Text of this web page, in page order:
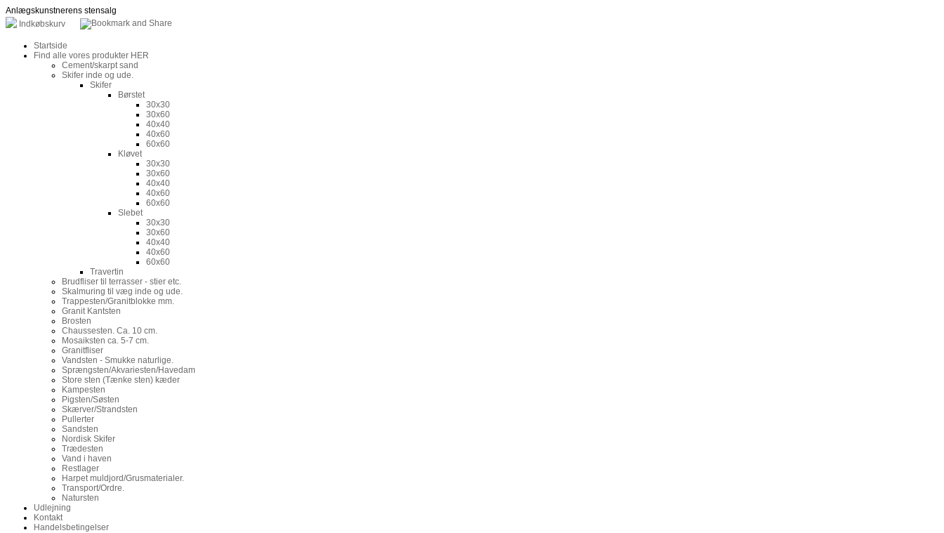
Anlægskunstnerens stensalg
Indkøbskurv
Startside
Find alle vores produkter HER
Cement/skarpt sand
Skifer inde og ude.
Skifer
Børstet
30x30
30x60
40x40
40x60
60x60
Kløvet
30x30
30x60
40x40
40x60
60x60
Slebet
30x30
30x60
40x40
40x60
60x60
Travertin
Brudfliser til terrasser - stier etc.
Skalmuring til væg inde og ude.
Trappesten/Granitblokke mm.
Granit Kantsten
Brosten
Chaussesten. Ca. 10 cm.
Mosaiksten ca. 5-7 cm.
Granitfliser
Vandsten - Smukke naturlige.
Sprængsten/Akvariesten/Havedam
Store sten (Tænke sten) kæder
Kampesten
Pigsten/Søsten
Skærver/Strandsten
Pullerter
Sandsten
Nordisk Skifer
Trædesten
Vand i haven
Restlager
Harpet muldjord/Grusmaterialer.
Transport/Ordre.
Natursten
Udlejning
Kontakt
Handelsbetingelser